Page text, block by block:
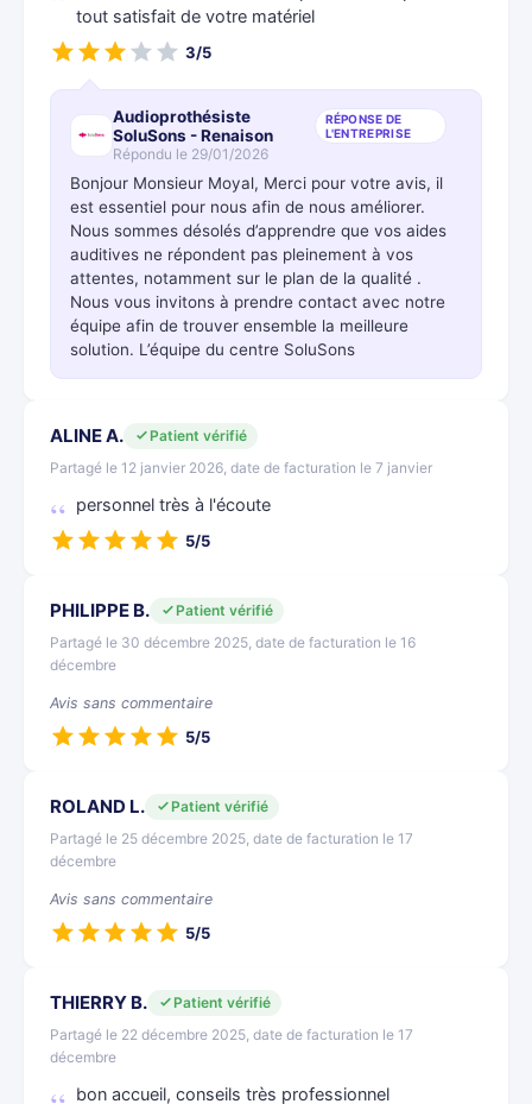
tout satisfait de votre matériel
3/5
Audioprothésiste
SoluSons - Renaison
RÉPONSE DE
L'ENTREPRISE
Répondu le 29/01/2026
Bonjour Monsieur Moyal, Merci pour votre avis, il
est essentiel pour nous afin de nous améliorer.
Nous sommes désolés d’apprendre que vos aides
auditives ne répondent pas pleinement à vos
attentes, notamment sur le plan de la qualité .
Nous vous invitons à prendre contact avec notre
équipe afin de trouver ensemble la meilleure
solution. L’équipe du centre SoluSons
ALINE A.
Patient vérifié
Partagé le 12 janvier 2026, date de facturation le 7 janvier
personnel très à l'écoute
5/5
PHILIPPE B.
Patient vérifié
Partagé le 30 décembre 2025, date de facturation le 16
décembre
Avis sans commentaire
5/5
ROLAND L.
Patient vérifié
Partagé le 25 décembre 2025, date de facturation le 17
décembre
Avis sans commentaire
5/5
THIERRY B.
Patient vérifié
Partagé le 22 décembre 2025, date de facturation le 17
décembre
bon accueil, conseils très professionnel